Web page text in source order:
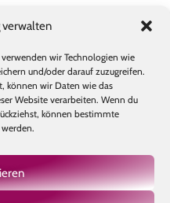
wir Technologien wie
und/oder darauf zuzugreifen.
können wir Daten wie das
Website verarbeiten. Wenn du
können bestimmte